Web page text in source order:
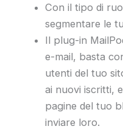
Con il tipo di
segmentare le
Il plug-in
e-mail, basta
utenti del tuo
ai nuovi iscritti,
pagine del tuo
inviare loro.